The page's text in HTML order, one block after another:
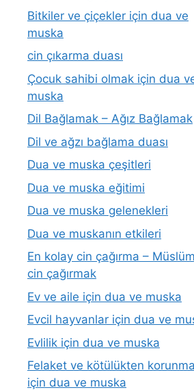
Bitkiler ve çiçekler için dua ve
muska
cin çıkarma duası
Çocuk sahibi olmak için dua
muska
Dil Bağlamak – Ağız Bağlamak
Dil ve ağzı bağlama duası
Dua ve muska çeşitleri
Dua ve muska eğitimi
Dua ve muska gelenekleri
Dua ve muskanın etkileri
En kolay cin çağırma –
cin çağırmak
Ev ve aile için dua ve muska
Evcil hayvanlar için dua ve
Evlilik için dua ve muska
Felaket ve kötülükten
için dua ve muska